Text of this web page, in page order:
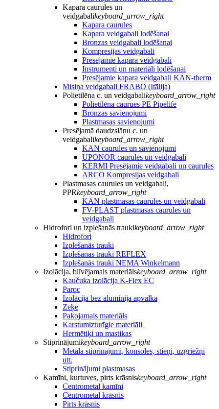
Kapara caurules un
veidgabalikeyboard_arrow_right
Kapara caurules
Kapara veidgabali lodēšanai
Bronzas veidgabali lodēšanai
Kompresijas veidgabali
Presējamie kapara veidgabali
Instrumenti un materiāli lodēšanai
Presējamie kapara veidgabali KAN-therm
Misiņa veidgabali FRABO (Itālija)
Polietilēna c. un veidgabalikeyboard_arrow_right
Polietilēna caurues PE Pipelife
Bronzas savienojumi
Plastmasas savienojumi
Presējamā daudzslāņu c. un
veidgabalikeyboard_arrow_right
KAN caurules un savienojumi
UPONOR caurules un veidgabali
KERMI Presējamie veidgabali un caurules
ARCO Kompresijas veidgabali
Plastmasas caurules un veidgabali,
PPRkeyboard_arrow_right
KAN plastmasas caurules un veidgabali
FV-PLAST plastmasas caurules un
veidgabali
Hidrofori un izplešanās traukikeyboard_arrow_right
Hidrofori
Izplešanās trauki
Izplešanās trauki REFLEX
Izplešanās trauki NEMA Winkelmann
Izolācija, blīvējamais materiālskeyboard_arrow_right
Kaučuka izolācija K-Flex EC
Paroc
Izolācija bez aluminija apvalka
Zeķe
Pakojamais materiāls
Karstumizturīgie materiāli
Hermētiķi un mastikas
Stiprinājumikeyboard_arrow_right
Metāla stiprinājumi, konsoles, stieņi, uzgriežņi
utt.
Stiprinājumi plastmasas
Kamīni, kurtuves, pirts krāsniskeyboard_arrow_right
Centrometal kamīni
Centrometal krāsnis
Pirts krāsnis